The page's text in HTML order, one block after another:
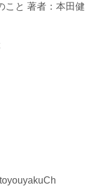
こと 著者：本田健